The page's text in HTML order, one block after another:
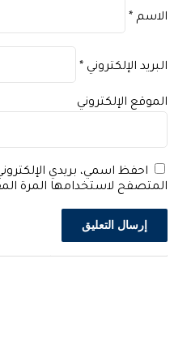
*
الإلكتروني*
الإلكتروني
احفظ اسمي، بريدي الإلكتروني،
لاستخدامها المرة